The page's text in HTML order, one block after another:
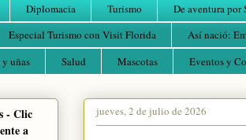
Diplomacia Turismo De aventura por
Especial Turismo con Visit Florida Así nació:
uñas
Salud Mascotas Eventos y
jueves, 2 de julio de 2026
- Clic
a